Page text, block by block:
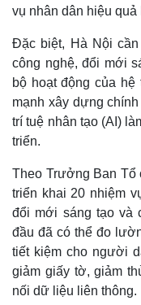
Pháp luật
Vụ án
Tin nóng
vụ nhân dân hiệu quả
Đặc biệt, Hà Nội
công nghệ, đổi mới
bộ hoạt động của
mạnh xây dựng
trí tuệ nhân tạo (AI)
triển.
Theo Trưởng Ban Tổ
triển khai 20 nhiệm
đổi mới sáng tạo và
đầu đã có thể đo
tiết kiệm cho người
giảm giấy tờ, giảm
nối dữ liệu liên thông.